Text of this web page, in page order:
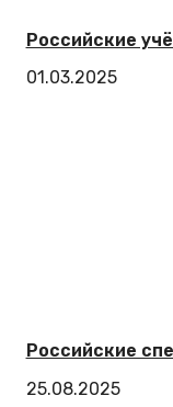
Российские
01.03.2025
Российские
25.08.2025